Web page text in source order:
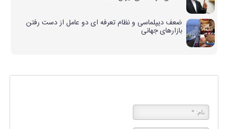
ضعف دیپلماسی و نظام تعرفه ای دو عامل از دست رفتن
بازارهای جهانی